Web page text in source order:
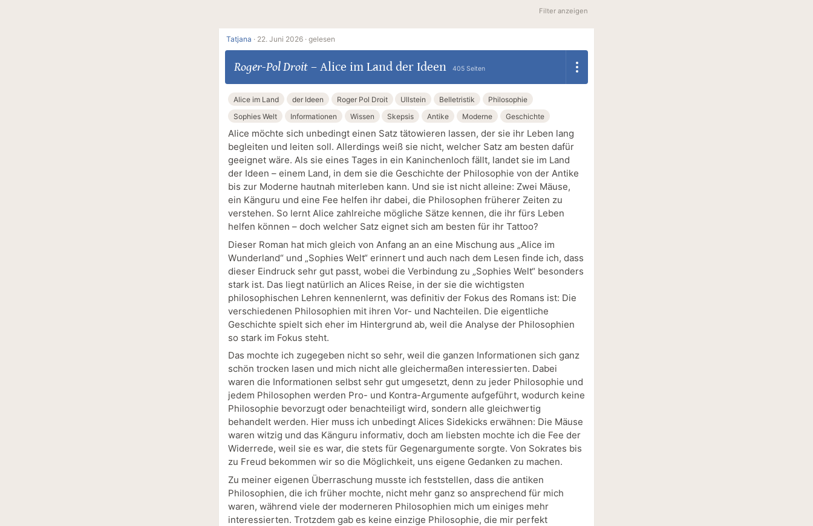
Filter anzeigen
Tatjana · 22. Juni 2026 · gelesen
Roger-Pol Droit– Alice im Land der Ideen 405 Seiten
Alice im Land der Ideen Roger Pol Droit Ullstein Belletristik
Philosophie
Sophies Welt
Informationen Wissen Skepsis Antike Moderne Geschichte
Alice möchte sich unbedingt einen Satz tätowieren lassen, der sie ihr Leben lang
begleiten und leiten soll. Allerdings weiß sie nicht, welcher Satz am besten dafür
geeignet wäre. Als sie eines Tages in ein Kaninchenloch fällt, landet sie im Land
der Ideen – einem Land, in dem sie die Geschichte der Philosophie von der Antike
bis zur Moderne hautnah miterleben kann. Und sie ist nicht alleine: Zwei Mäuse,
ein Känguru und eine Fee helfen ihr dabei, die Philosophen früherer Zeiten zu
verstehen. So lernt Alice zahlreiche mögliche Sätze kennen, die ihr fürs Leben
helfen können – doch welcher Satz eignet sich am besten für ihr Tattoo?
Dieser Roman hat mich gleich von Anfang an an eine Mischung aus „Alice im
Wunderland“ und „Sophies Welt“ erinnert und auch nach dem Lesen finde ich, dass
dieser Eindruck sehr gut passt, wobei die Verbindung zu „Sophies Welt“ besonders
stark ist. Das liegt natürlich an Alices Reise, in der sie die wichtigsten
philosophischen Lehren kennenlernt, was definitiv der Fokus des Romans ist: Die
verschiedenen Philosophien mit ihren Vor- und Nachteilen. Die eigentliche
Geschichte spielt sich eher im Hintergrund ab, weil die Analyse der Philosophien
so stark im Fokus steht.
Das mochte ich zugegeben nicht so sehr, weil die ganzen Informationen sich ganz
schön trocken lasen und mich nicht alle gleichermaßen interessierten. Dabei
waren die Informationen selbst sehr gut umgesetzt, denn zu jeder Philosophie und
jedem Philosophen werden Pro- und Kontra-Argumente aufgeführt, wodurch keine
Philosophie bevorzugt oder benachteiligt wird, sondern alle gleichwertig
behandelt werden. Hier muss ich unbedingt Alices Sidekicks erwähnen: Die Mäuse
waren witzig und das Känguru informativ, doch am liebsten mochte ich die Fee der
Widerrede, weil sie es war, die stets für Gegenargumente sorgte. Von Sokrates bis
zu Freud bekommen wir so die Möglichkeit, uns eigene Gedanken zu machen.
Zu meiner eigenen Überraschung musste ich feststellen, dass die antiken
Philosophien, die ich früher mochte, nicht mehr ganz so ansprechend für mich
waren, während viele der moderneren Philosophien mich um einiges mehr
interessierten. Trotzdem gab es keine einzige Philosophie, die mir perfekt